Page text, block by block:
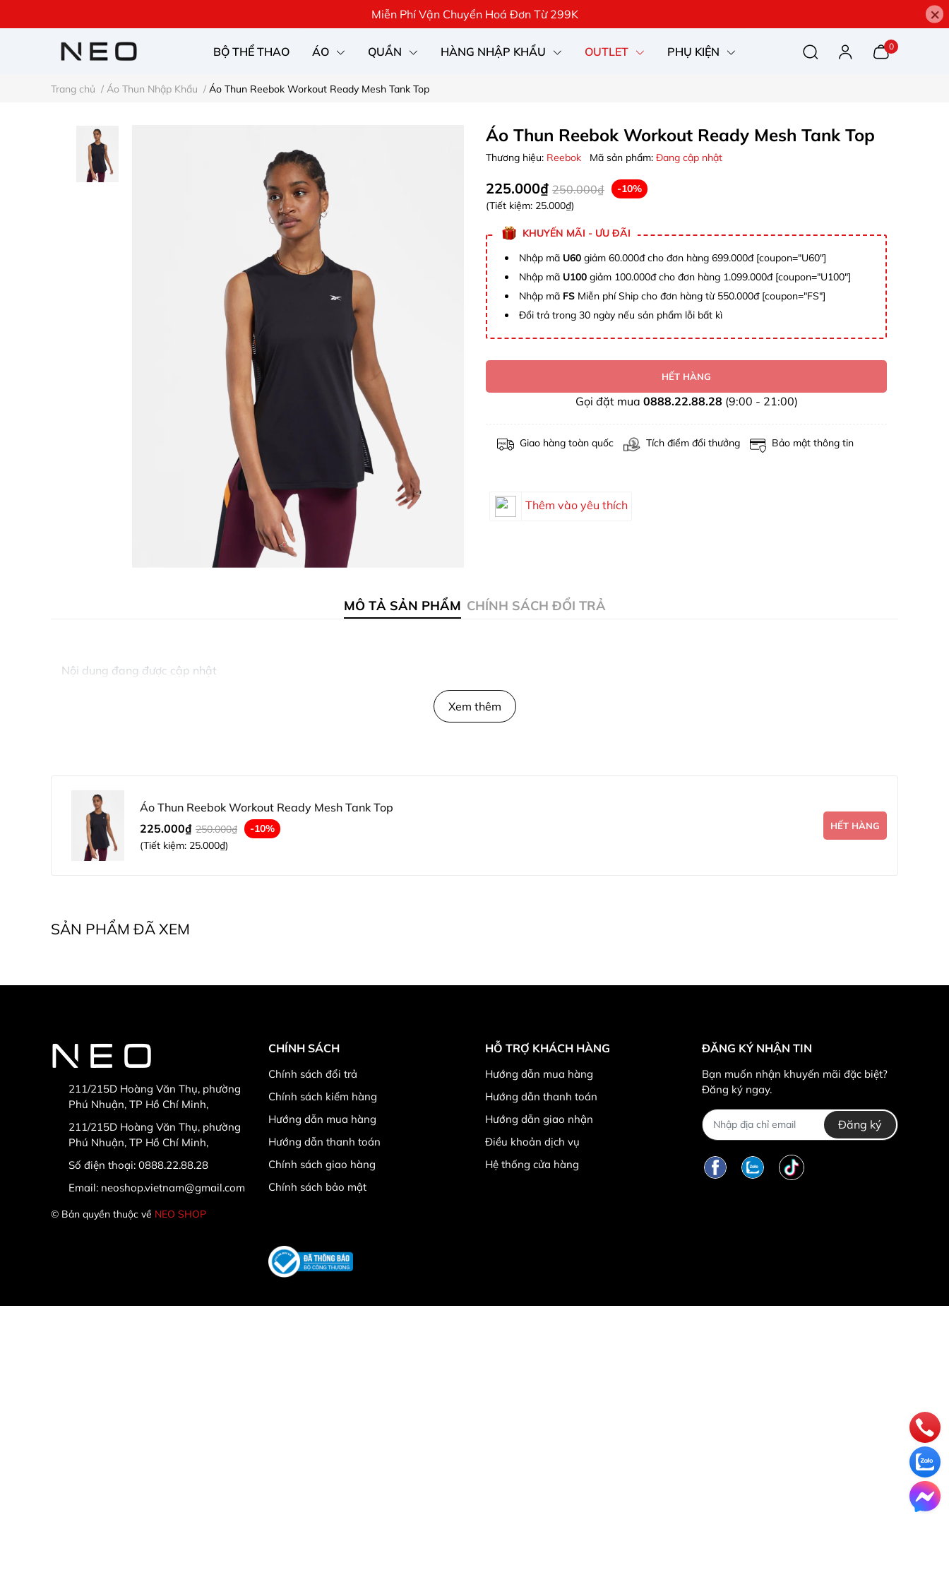
Miễn Phí Vận Chuyển Hoá Đơn Từ 299K ×
BỘ THỂ THAO ÁO QUẦN HÀNG NHẬP KHẨU OUTLET PHỤ KIỆN 0
Trang chủ / Áo Thun Nhập Khẩu / Áo Thun Reebok Workout Ready Mesh Tank Top
Áo Thun Reebok Workout Ready Mesh Tank Top
Thương hiệu: Reebok Mã sản phẩm: Đang cập nhật
225.000₫ 250.000₫
-10%
(Tiết kiệm: 25.000₫)
KHUYẾN MÃI - ƯU ĐÃI
Nhập mã U60 giảm 60.000đ cho đơn hàng 699.000đ [coupon="U60"]
Nhập mã U100 giảm 100.000đ cho đơn hàng 1.099.000đ [coupon="U100"]
Nhập mã FS Miễn phí Ship cho đơn hàng từ 550.000đ [coupon="FS"]
Đổi trả trong 30 ngày nếu sản phẩm lỗi bất kì
HẾT HÀNG
Gọi đặt mua 0888.22.88.28 (9:00 - 21:00)
Giao hàng toàn quốc Tích điểm đổi thưởng Bảo mật thông tin
Thêm vào yêu thích
MÔ TẢ SẢN PHẨM CHÍNH SÁCH ĐỔI TRẢ
Nội dung đang được cập nhật
Xem thêm
Áo Thun Reebok Workout Ready Mesh Tank Top
225.000₫ 250.000₫
-10%
(Tiết kiệm: 25.000₫)
HẾT HÀNG
SẢN PHẨM ĐÃ XEM
211/215D Hoàng Văn Thụ, phường
Phú Nhuận, TP Hồ Chí Minh,
211/215D Hoàng Văn Thụ, phường
Phú Nhuận, TP Hồ Chí Minh,
Số điện thoại: 0888.22.88.28
Email: neoshop.vietnam@gmail.com
© Bản quyền thuộc về NEO SHOP
CHÍNH SÁCH
Chính sách đổi trả
Chính sách kiểm hàng
Hướng dẫn mua hàng
Hướng dẫn thanh toán
Chính sách giao hàng
Chính sách bảo mật
HỖ TRỢ KHÁCH HÀNG
Hướng dẫn mua hàng
Hướng dẫn thanh toán
Hướng dẫn giao nhận
Điều khoản dịch vụ
Hệ thống cửa hàng
ĐĂNG KÝ NHẬN TIN
Bạn muốn nhận khuyến mãi đặc biệt?
Đăng ký ngay.
Đăng ký